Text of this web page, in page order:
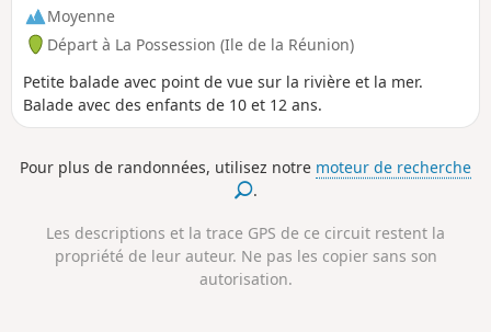
Moyenne
Départ à La Possession (Ile de la Réunion)
Petite balade avec point de vue sur la rivière et la mer.
Balade avec des enfants de 10 et 12 ans.
Pour plus de randonnées, utilisez notre moteur de recherche
.
Les descriptions et la trace GPS de ce circuit restent la
propriété de leur auteur. Ne pas les copier sans son
autorisation.